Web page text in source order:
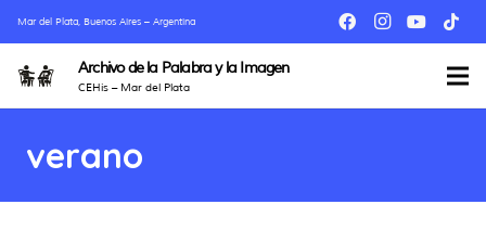
Mar del Plata, Buenos Aires – Argentina
Archivo de la Palabra y la Imagen
CEHis – Mar del Plata
verano